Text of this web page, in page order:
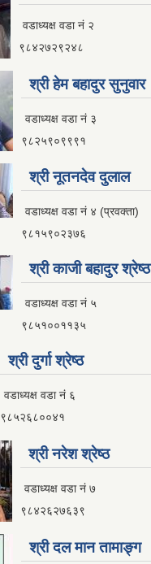
वडाध्यक्ष वडा नं २
९८४२७२९२४८
श्री हेम बहादुर सुनुवार
वडाध्यक्ष वडा नं ३
९८२५९०९९९१
श्री नूतनदेव दुलाल
वडाध्यक्ष वडा नं ४ (प्रवक्ता)
९८१५९०२३७६
श्री काजी बहादुर श्रेष्ठ
वडाध्यक्ष वडा नं ५
९८५१००११३५
श्री दुर्गा श्रेष्ठ
वडाध्यक्ष वडा नं ६
९८५२६८००४१
श्री नरेश श्रेष्ठ
वडाध्यक्ष वडा नं ७
९८४२६२७६३९
श्री दल मान तामाङ्ग